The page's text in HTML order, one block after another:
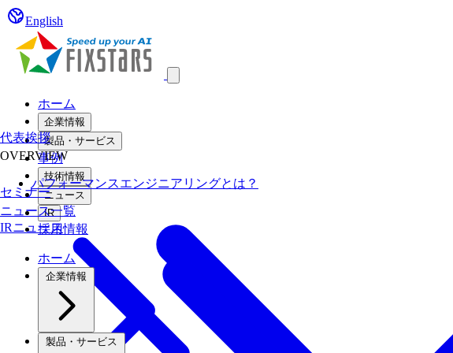
English
ホーム
企業情報
製品・サービス
事例
技術情報
セミナーニュース
ニュース一覧
IR
採用情報
ホーム
企業情報
製品・サービス
代表挨拶
OVERVIEW
パフォーマンスエンジニアリングとは？
IRニュース